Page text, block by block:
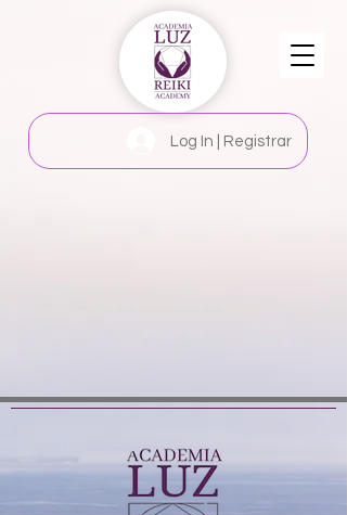
Log In | Registrar